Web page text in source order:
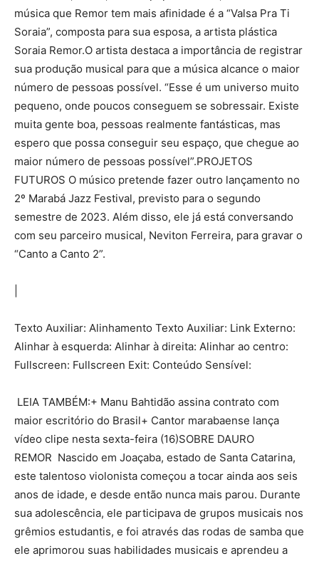
música que Remor tem mais afinidade é a “Valsa Pra Ti
Soraia”, composta para sua esposa, a artista plástica
Soraia Remor.O artista destaca a importância de registrar
sua produção musical para que a música alcance o maior
número de pessoas possível. “Esse é um universo muito
pequeno, onde poucos conseguem se sobressair. Existe
muita gente boa, pessoas realmente fantásticas, mas
espero que possa conseguir seu espaço, que chegue ao
maior número de pessoas possível”.PROJETOS
FUTUROS O músico pretende fazer outro lançamento no
2º Marabá Jazz Festival, previsto para o segundo
semestre de 2023. Além disso, ele já está conversando
com seu parceiro musical, Neviton Ferreira, para gravar o
“Canto a Canto 2”.
Texto Auxiliar: Alinhamento Texto Auxiliar: Link Externo:
Alinhar à esquerda: Alinhar à direita: Alinhar ao centro:
Fullscreen: Fullscreen Exit: Conteúdo Sensível:
LEIA TAMBÉM:+ Manu Bahtidão assina contrato com
maior escritório do Brasil+ Cantor marabaense lança
vídeo clipe nesta sexta-feira (16)SOBRE DAURO
REMOR Nascido em Joaçaba, estado de Santa Catarina,
este talentoso violonista começou a tocar ainda aos seis
anos de idade, e desde então nunca mais parou. Durante
sua adolescência, ele participava de grupos musicais nos
grêmios estudantis, e foi através das rodas de samba que
ele aprimorou suas habilidades musicais e aprendeu a